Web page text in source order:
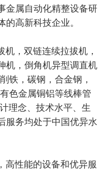
金属自动化精整设备研
高新科技企业。
，双链连续拉拔机，
机，倒角机异型调直机
铁，碳钢，合金钢，
色金属铜铝等线棒管
理念、技术水平、生
服务均处于中国优异水
性能的设备和优异服